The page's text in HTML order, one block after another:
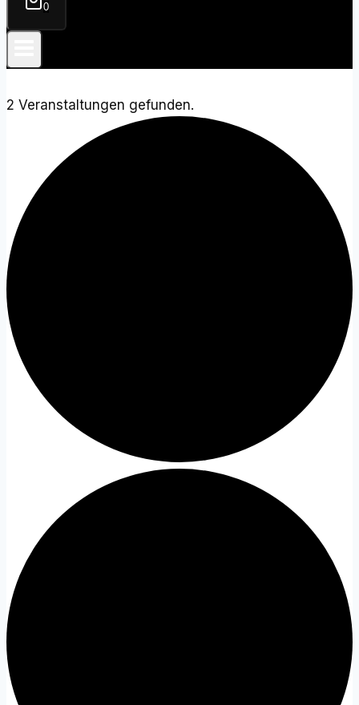
0
2 Veranstaltungen gefunden.